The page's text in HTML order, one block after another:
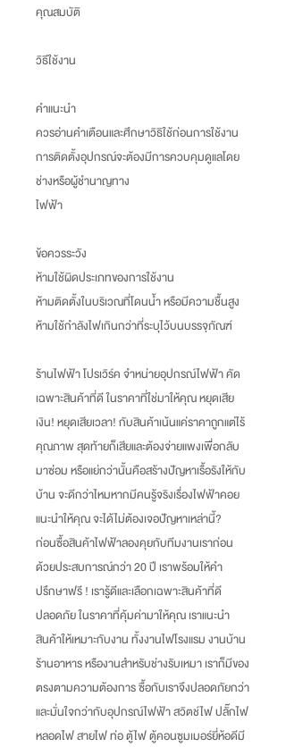
คุณสมบัติ
วิธีใช้งาน
คำแนะนำ
ควรอ่านคำเตือนและศึกษาวิธิใช้ก่อนการใช้งาน
การติดตั้งอุปกรณ์จะต้องมีการควบคุมดูแลโดย
ช่างหรือผู้ชำนาญทาง
ไฟฟ้า
ข้อควรระวัง
ห้ามใช้ผิดประเภทของการใช้งาน
ห้ามติดตั้งในบริเวณที่โดนน้ำ หรือมีความชื้นสูง
ห้ามใช้กำลังไฟเกินกว่าที่ระบุไว้บนบรรจุภัณฑ์
ร้านไฟฟ้า โปรเวิร์ค จำหน่ายอุปกรณ์ไฟฟ้า คัด
เฉพาะสินค้าที่ดี ในราคาที่ใช่มาให้คุณ หยุดเสีย
เงิน!หยุดเสียเวลา!กับสินค้าเน้นแค่ราคาถูกแต่ไร้
คุณภาพ สุดท้ายก็เสียและต้องจ่ายแพงเพื่อกลับ
มาซ่อม หรือแย่กว่านั้นคือสร้างปัญหาเรื้อรังให้กับ
บ้าน จะดีกว่าไหมหากมีคนรู้จริงเรื่องไฟฟ้าคอย
แนะนำให้คุณ จะได้ไม่ต้องเจอปัญหาเหล่านี้?
ก่อนซื้อสินค้าไฟฟ้าลองคุยกับทีมงานเราก่อน
ด้วยประสบการณ์กว่า20ปี เราพร้อมให้คำ
ปรึกษาฟรี! เรารู้ดีและเลือกเฉพาะสินค้าที่ดี
ปลอดภัย ในราคาที่คุ้มค่ามาให้คุณ เราแนะนำ
สินค้าให้เหมาะกับงาน ทั้งงานไฟโรงแรม งานบ้าน
ร้านอาหาร หรืองานสำหรับช่างรับเหมา เราก็มีของ
ตรงตามความต้องการ ซื้อกับเราจึงปลอดภัยกว่า
และมั่นใจกว่ากับอุปกรณ์ไฟฟ้า สวิตช์ไฟ ปลั๊กไฟ
หลอดไฟ สายไฟ ท่อ ตู้ไฟ ตู้คอนซูมเมอร์ยี่ห้อดีมี